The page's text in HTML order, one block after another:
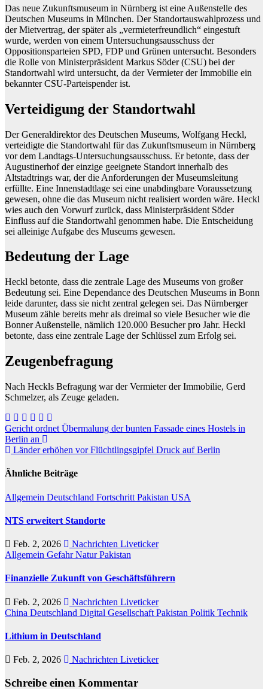
Das neue Zukunftsmuseum in Nürnberg ist eine Außenstelle des
Deutschen Museums in München. Der Standortauswahlprozess und
der Mietvertrag, der später als „vermieterfreundlich“ eingestuft
wurde, werden von einem Untersuchungsausschuss der
Oppositionsparteien SPD, FDP und Grünen untersucht. Besonders
die Rolle von Ministerpräsident Markus Söder (CSU) bei der
Standortwahl wird untersucht, da der Vermieter der Immobilie ein
bekannter CSU-Parteispender ist.
Verteidigung der Standortwahl
Der Generaldirektor des Deutschen Museums, Wolfgang Heckl,
verteidigte die Standortwahl für das Zukunftsmuseum in Nürnberg
vor dem Landtags-Untersuchungsausschuss. Er betonte, dass der
Augustinerhof der einzige geeignete Standort innerhalb des
Altstadtrings war, der die Anforderungen der Museumsleitung
erfüllte. Eine Innenstadtlage sei eine unabdingbare Voraussetzung
gewesen, ohne die das Museum nicht realisiert worden wäre. Heckl
wies auch den Vorwurf zurück, dass Ministerpräsident Söder
Einfluss auf die Standortwahl genommen habe. Die Entscheidung
sei alleinige Aufgabe des Museums gewesen.
Bedeutung der Lage
Heckl betonte, dass die zentrale Lage des Museums von großer
Bedeutung sei. Eine Dependance des Deutschen Museums in Bonn
leide darunter, dass sie nicht zentral gelegen sei. Das Nürnberger
Museum zähle bereits mehr als dreimal so viele Besucher wie die
Bonner Außenstelle, nämlich 120.000 Besucher pro Jahr. Heckl
betonte, dass eine zentrale Lage der Schlüssel zum Erfolg sei.
Zeugenbefragung
Nach Heckls Befragung war der Vermieter der Immobilie, Gerd
Schmelzer, als Zeuge geladen.
Beitragsnavigation
Gericht ordnet Übermalung der bunten Fassade eines Hostels in
Berlin an
Länder erhöhen vor Flüchtlingsgipfel Druck auf Berlin
Ähnliche Beiträge
Allgemein Deutschland Fortschritt Pakistan USA
NTS erweitert Standorte
Feb. 2, 2026
Nachrichten Liveticker
Allgemein GefahrNaturPakistan
Finanzielle Zukunft von Geschäftsführern
Feb. 2, 2026
Nachrichten Liveticker
China Deutschland Digital Gesellschaft Pakistan Politik Technik
Lithium in Deutschland
Feb. 2, 2026 Nachrichten Liveticker
Schreibe einen Kommentar